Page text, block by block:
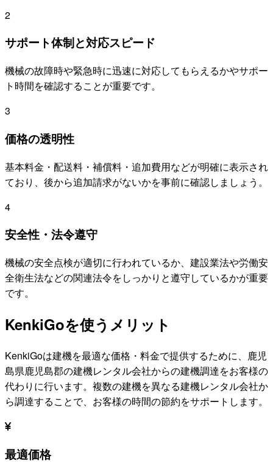
2
サポート体制と対応スピード
機械の故障時や緊急時に迅速に対応してもらえるかやサポー
ト時間を確認することが重要です。
3
価格の透明性
基本料金・配送料・補償料・追加費用などが明確に表示され
ており、後から追加請求がないかを事前に確認しましょう。
4
安全性・法令遵守
機械の安全点検が適切に行われているか、建設業法や労働安
全衛生法などの関連法令をしっかりと遵守しているかが重要
です。
KenkiGoを使うメリット
KenkiGoは建機を最適な価格・料金で提供するために、 鹿児
島県鹿児島郡の建機レンタル会社からの建機調達をお客様の
代わりに行います。複数の建機を異なる建機レンタル会社か
ら調達することで、お客様の時間の節約をサポートします。
最適価格